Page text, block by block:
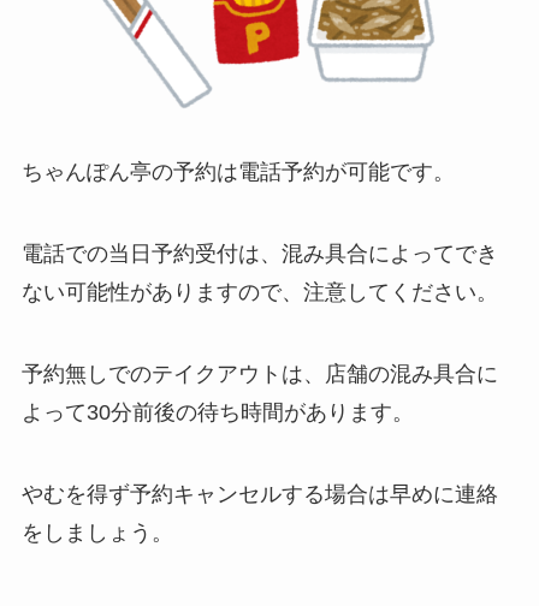
ちゃんぽん亭の予約は電話予約が可能です。
電話での当日予約受付は、混み具合によってでき
ない可能性がありますので、注意してください。
予約無しでのテイクアウトは、店舗の混み具合に
よって30分前後の待ち時間があります。
やむを得ず予約キャンセルする場合は早めに連絡
をしましょう。